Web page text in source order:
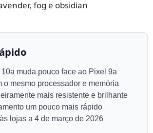
fog e obsidian
muda pouco face ao Pixel 9a
o mesmo processador e memória
mais resistente e brilhante
um pouco mais rápido
lojas a 4 de março de 2026